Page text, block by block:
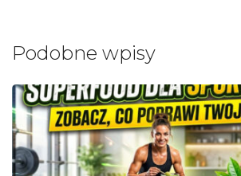
Podobne wpisy